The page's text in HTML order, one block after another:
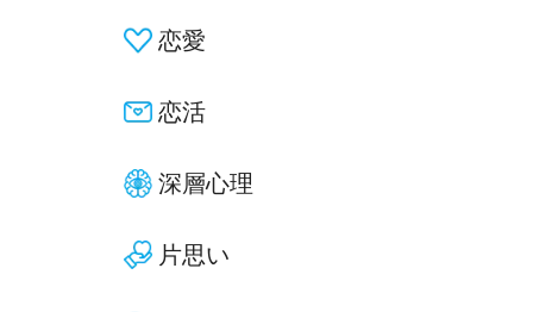
恋愛
恋活
深層心理
片思い